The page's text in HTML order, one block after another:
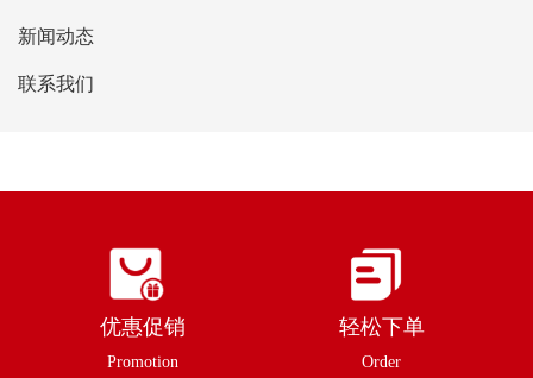
新闻动态
联系我们
优惠促销
Promotion
轻松下单
Order